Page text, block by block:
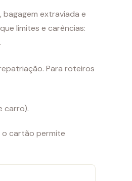
extraviada e
limites e carências:
Para roteiros
carro).
o cartão permite